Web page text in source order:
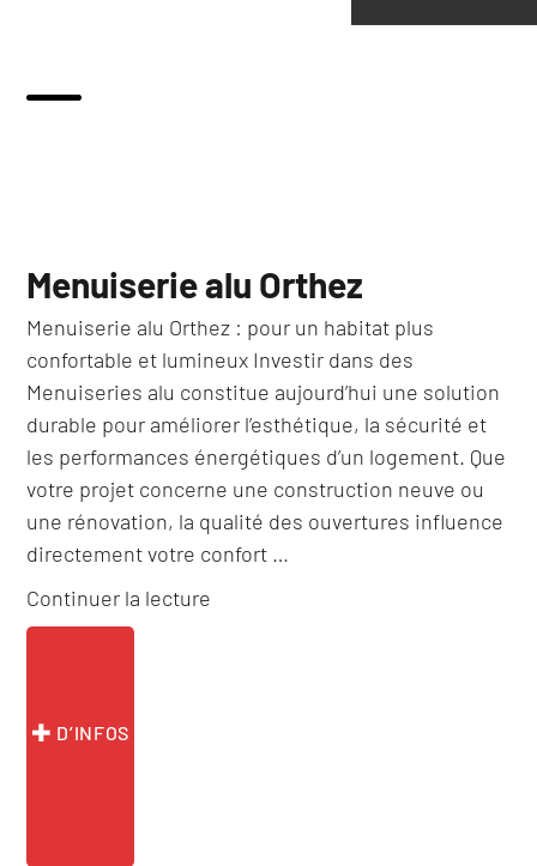
Menuiserie alu Orthez
Menuiserie alu Orthez : pour un habitat plus
confortable et lumineux Investir dans des
Menuiseries alu constitue aujourd’hui une solution
durable pour améliorer l’esthétique, la sécurité et
les performances énergétiques d’un logement. Que
votre projet concerne une construction neuve ou
une rénovation, la qualité des ouvertures influence
directement votre confort …
Continuer la lecture
D’INFOS